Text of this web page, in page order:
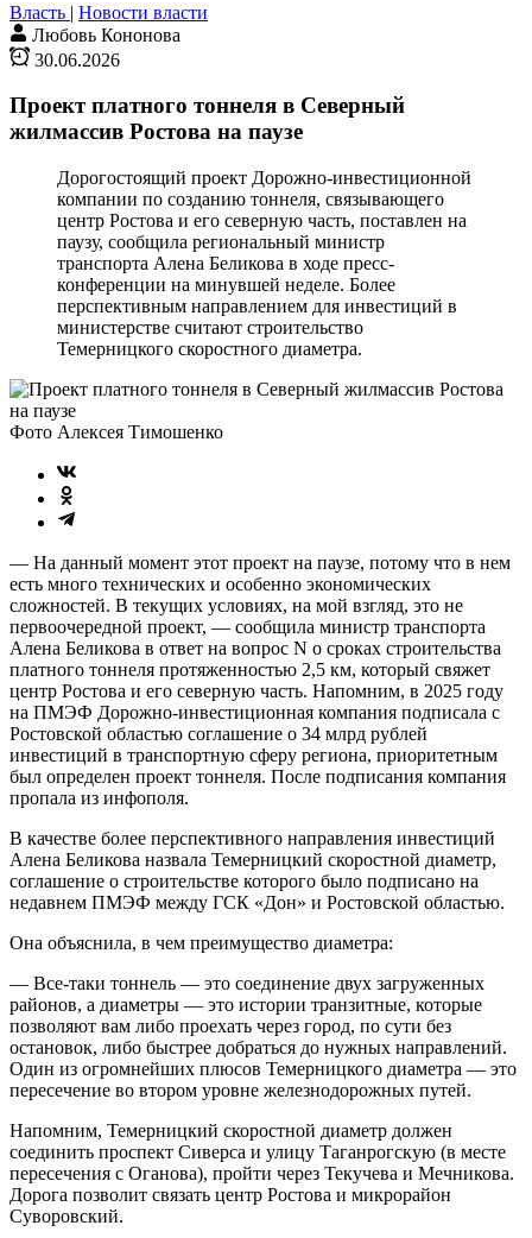
Власть | Новости власти
Любовь Кононова
30.06.2026
Проект платного тоннеля в Северный
жилмассив Ростова на паузе
Дорогостоящий проект Дорожно-инвестиционной
компании по созданию тоннеля, связывающего
центр Ростова и его северную часть, поставлен на
паузу, сообщила региональный министр
транспорта Алена Беликова в ходе пресс-
конференции на минувшей неделе. Более
перспективным направлением для инвестиций в
министерстве считают строительство
Темерницкого скоростного диаметра.
Фото Алексея Тимошенко
— На данный момент этот проект на паузе, потому что в нем
есть много технических и особенно экономических
сложностей. В текущих условиях, на мой взгляд, это не
первоочередной проект, — сообщила министр транспорта
Алена Беликова в ответ на вопрос N о сроках строительства
платного тоннеля протяженностью 2,5 км, который свяжет
центр Ростова и его северную часть. Напомним, в 2025 году
на ПМЭФ Дорожно-инвестиционная компания подписала с
Ростовской областью соглашение о 34 млрд рублей
инвестиций в транспортную сферу региона, приоритетным
был определен проект тоннеля. После подписания компания
пропала из инфополя.
В качестве более перспективного направления инвестиций
Алена Беликова назвала Темерницкий скоростной диаметр,
соглашение о строительстве которого было подписано на
недавнем ПМЭФ между ГСК «Дон» и Ростовской областью.
Она объяснила, в чем преимущество диаметра:
— Все-таки тоннель — это соединение двух загруженных
районов, а диаметры — это истории транзитные, которые
позволяют вам либо проехать через город, по сути без
остановок, либо быстрее добраться до нужных направлений.
Один из огромнейших плюсов Темерницкого диаметра — это
пересечение во втором уровне железнодорожных путей.
Напомним, Темерницкий скоростной диаметр должен
соединить проспект Сиверса и улицу Таганрогскую (в месте
пересечения с Оганова), пройти через Текучева и Мечникова.
Дорога позволит связать центр Ростова и микрорайон
Суворовский.